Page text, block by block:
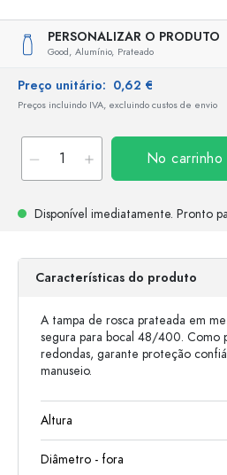
PERSONALIZAR O PRODUTO
Good, Alumínio, Prateado
Preço unitário: 0,62 €
Preços incluindo IVA, excluindo custos de envio
No carrinho
Disponível imediatamente. Pronto
Características do produto
A tampa de rosca prateada em
segura para bocal 48/400. Como
redondas, garante proteção
manuseio.
Altura
Diâmetro - fora